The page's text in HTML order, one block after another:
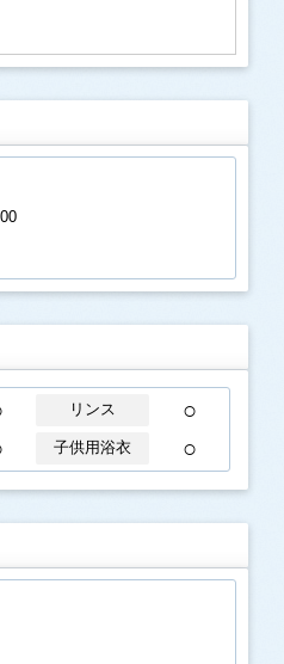
リンス ○
子供用浴衣 ○